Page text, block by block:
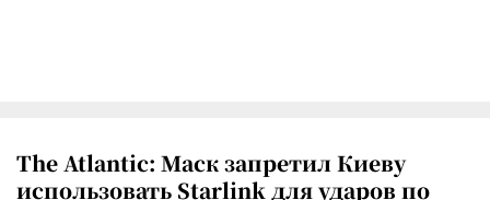
The Atlantic: Маск запретил Киеву
использовать Starlink для ударов по